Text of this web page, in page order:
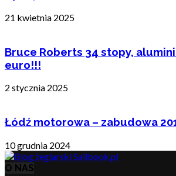
21 kwietnia 2025
Bruce Roberts 34 stopy,
euro!!!
2 stycznia 2025
Łódź motorowa – zabudowa
10 grudnia 2024
O NAS